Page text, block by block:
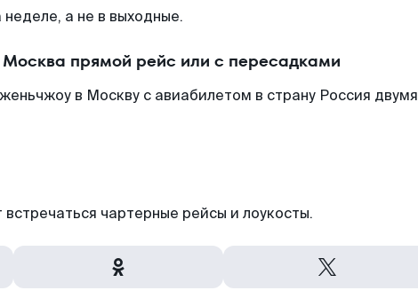
а не в выходные.
прямой рейс или с пересадками
в Москву с авиабилетом в страну Россия двумя
чартерные рейсы и лоукосты.